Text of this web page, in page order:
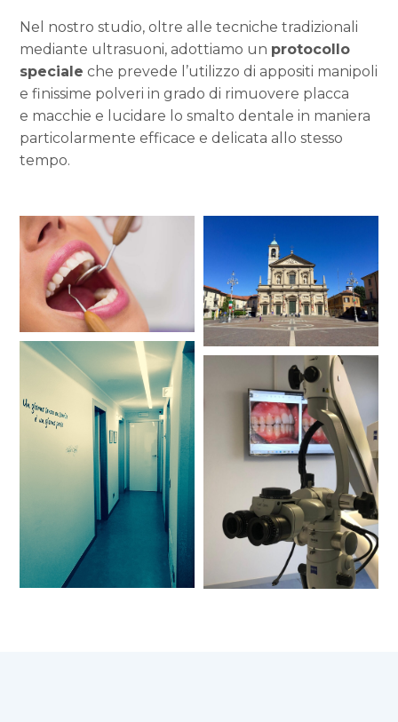
Nel nostro studio, oltre alle tecniche tradizionali
mediante ultrasuoni, adottiamo un protocollo
speciale che prevede l’utilizzo di appositi manipoli
e finissime polveri in grado di rimuovere placca
e macchie e lucidare lo smalto dentale in maniera
particolarmente efficace e delicata allo stesso
tempo.